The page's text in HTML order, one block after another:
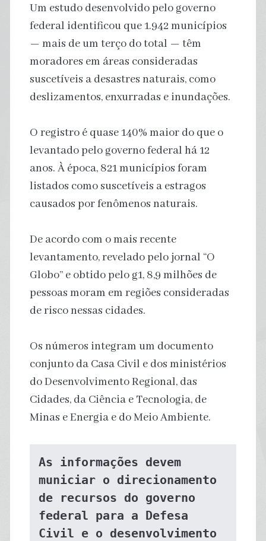
Um estudo desenvolvido pelo governo
federal identificou que 1.942 municípios
— mais de um terço do total — têm
moradores em áreas consideradas
suscetíveis a desastres naturais, como
deslizamentos, enxurradas e inundações.
O registro é quase 140% maior do que o
levantado pelo governo federal há 12
anos. À época, 821 municípios foram
listados como suscetíveis a estragos
causados por fenômenos naturais.
De acordo com o mais recente
levantamento, revelado pelo jornal “O
Globo” e obtido pelo g1, 8,9 milhões de
pessoas moram em regiões consideradas
de risco nessas cidades.
Os números integram um documento
conjunto da Casa Civil e dos ministérios
do Desenvolvimento Regional, das
Cidades, da Ciência e Tecnologia, de
Minas e Energia e do Meio Ambiente.
As informações devem
municiar o direcionamento
de recursos do governo
federal para a Defesa
Civil e o desenvolvimento